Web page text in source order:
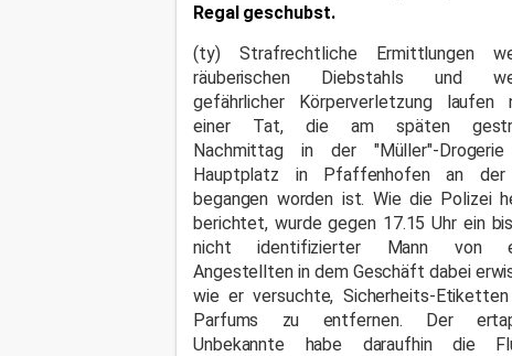
Regal geschubst.
(ty) Strafrechtliche Ermittlungen
räuberischen Diebstahls und
gefährlicher Körperverletzung laufen
einer Tat, die am späten
Nachmittag in der "Müller"-
Hauptplatz in Pfaffenhofen an
begangen worden ist. Wie die Polizei
berichtet, wurde gegen 17.15 Uhr ein
nicht identifizierter Mann von
Angestellten in dem Geschäft dabei
wie er versuchte, Sicherheits-
Parfums zu entfernen. Der
Unbekannte habe daraufhin die